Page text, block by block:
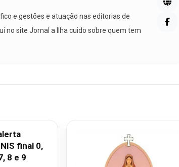
e gestões e atuação nas editorias de
no site Jornal a Ilha cuido sobre quem tem
final 0,
8 e 9